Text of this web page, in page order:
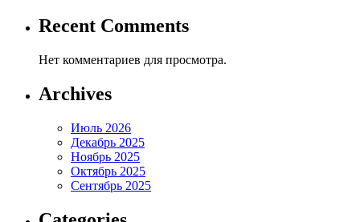
Recent Comments
Нет комментариев для просмотра.
Archives
Июль 2026
Декабрь 2025
Ноябрь 2025
Октябрь 2025
Сентябрь 2025